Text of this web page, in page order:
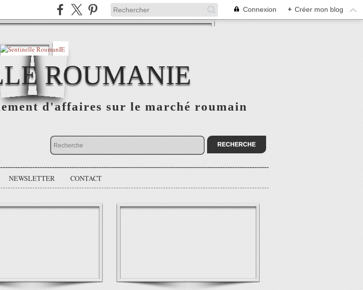
Connexion + Créer mon blog
ROUMANIE
d'affaires sur le marché roumain
NEWSLETTER CONTACT